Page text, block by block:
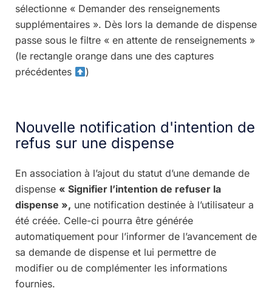
sélectionne « Demander des renseignements
supplémentaires ». Dès lors la demande de dispense
passe sous le filtre « en attente de renseignements »
(le rectangle orange dans une des captures
précédentes
)
Nouvelle notification d'intention de
refus sur une dispense
En association à l’ajout du statut d’une demande de
dispense « Signifier l’intention de refuser la
dispense », une notification destinée à l’utilisateur a
été créée. Celle-ci pourra être générée
automatiquement pour l’informer de l’avancement de
sa demande de dispense et lui permettre de
modifier ou de complémenter les informations
fournies.